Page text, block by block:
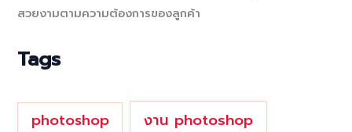
สวยงามตามความต้องการของลูกค้า
Tags
photoshop งาน photoshop